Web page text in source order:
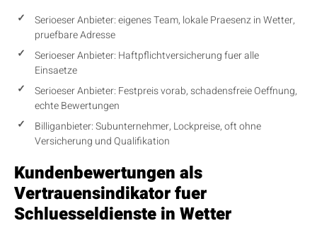
Serioeser Anbieter: eigenes Team, lokale Praesenz in Wetter,
pruefbare Adresse
Serioeser Anbieter: Haftpflichtversicherung fuer alle
Einsaetze
Serioeser Anbieter: Festpreis vorab, schadensfreie Oeffnung,
echte Bewertungen
Billiganbieter: Subunternehmer, Lockpreise, oft ohne
Versicherung und Qualifikation
Kundenbewertungen als
Vertrauensindikator fuer
Schluesseldienste in Wetter